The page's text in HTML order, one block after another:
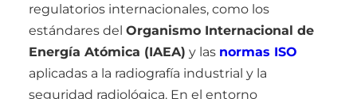
regulatorios internacionales, como los
estándares del Organismo Internacional de
Energía Atómica (IAEA) y las normas ISO
aplicadas a la radiografía industrial y la
seguridad radiológica. En el entorno